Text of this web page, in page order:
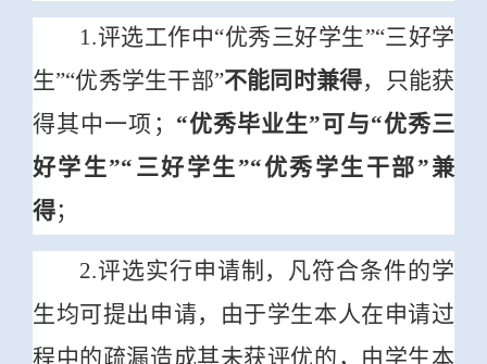
1.评选工作中“优秀三好学生”“三好学
生”“优秀学生干部”不能同时兼得，只能获
得其中一项； “优秀毕业生”可与“优秀三
好学生”“三好学生”“优秀学生干部”兼
得；
2.评选实行申请制，凡符合条件的学
生均可提出申请，由于学生本人在申请过
程中的疏漏造成其未获评优的，由学生本